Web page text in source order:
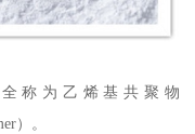
称为乙烯基共聚物
）。